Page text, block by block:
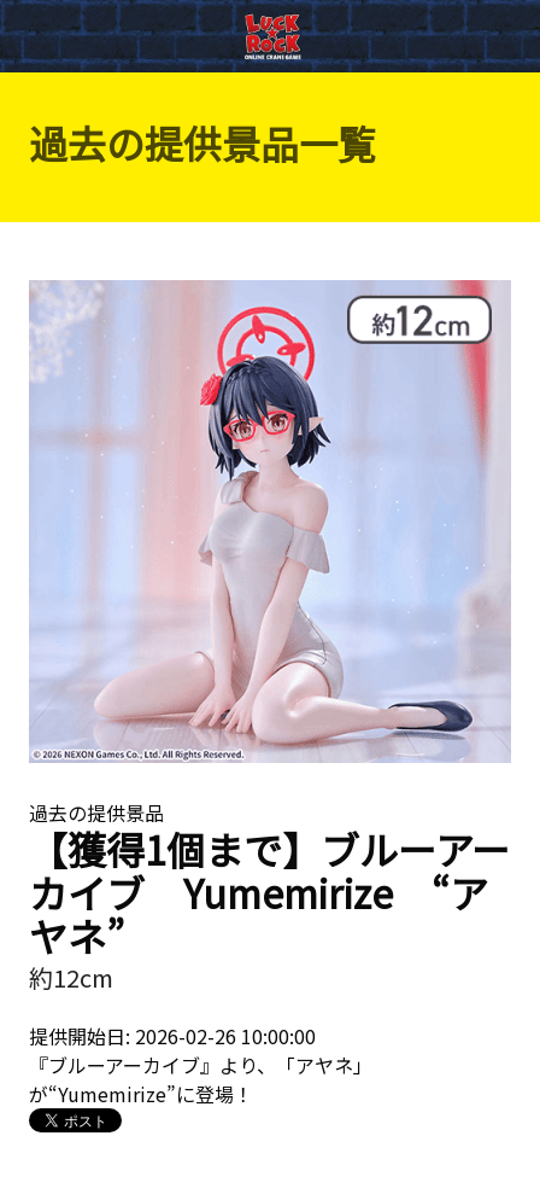
過去の提供景品一覧
過去の提供景品
【獲得1個まで】ブルーアー
カイブ Yumemirize “ア
ヤネ”
約12cm
提供開始日: 2026-02-26 10:00:00
『ブルーアーカイブ』より、「アヤネ」
が“Yumemirize”に登場！